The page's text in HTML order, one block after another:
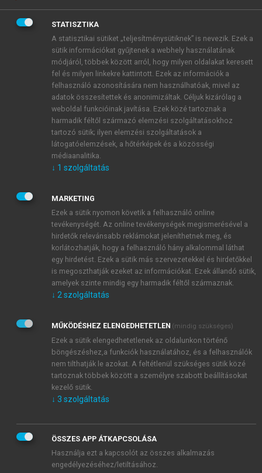
BELÉPÉS SAJÁT FIÓKKAL
ÚJ FIÓK LÉTREHOZÁSA
1 óra díjmentes hozzáférés
E-MAIL-CÍM
JELSZÓ
JELSZÓ ÚJRA
Kérek értesítést a MeRSZ újdonságairól, akcióiról.
Kérek értesítést az Akadémiai Kiadó Zrt. újdonságairól,
Adatkezelési tájékoztatóbanfoglaltakat tudomásul
veszem és elfogadom.
Általános vásárlási feltételeket, valamint a szotar.netés a
mersz.huoldalak licencszerződéseiben foglaltakat
tudomásul veszem és elfogadom.
KIPRÓBÁLOM
STATISZTIKA
A statisztikai sütiket „teljesítménysütiknek” is nevezik. Ezek a
sütik információkat gyűjtenek a webhely használatának
módjáról, többek között arról, hogy milyen oldalakat keresett
fel és milyen linkekre kattintott. Ezek az információk a
felhasználó azonosítására nem használhatóak, mivel az
adatok összesítettek és anonimizáltak. Céljuk kizárólag a
weboldal funkcióinak javítása. Ezek közé tartoznak a
harmadik féltől származó elemzési szolgáltatásokhoz
tartozó sütik; ilyen elemzési szolgáltatások a
látogatóelemzések, a hőtérképek és a közösségi
médiaanalitika.
↓ 1 szolgáltatás
MARKETING
Ezek a sütik nyomon követik a felhasználó online
tevékenységét. Az online tevékenységek megismerésével a
hirdetők relevánsabb reklámokat jeleníthetnek meg, és
korlátozhatják, hogy a felhasználó hány alkalommal láthat
egy hirdetést. Ezek a sütik más szervezetekkel és hirdetőkkel
is megoszthatják ezeket az információkat. Ezek állandó sütik,
amelyek szinte mindig egy harmadik féltől származnak.
↓ 2 szolgáltatás
MŰKÖDÉSHEZ ELENGEDHETETLEN (mindig szükséges)
Ezek a sütik elengedhetetlenek az oldalunkon történő
böngészéshez,a funkciók használatához, és a felhasználók
nem tilthatják le azokat. A feltétlenül szükséges sütik közé
tartoznak többek között a személyre szabott beállításokat
kezelő sütik.
↓ 3 szolgáltatás
ÖSSZES APP ÁTKAPCSOLÁSA
Használja ezt a kapcsolót az összes alkalmazás
engedélyezéséhez/letiltásához.